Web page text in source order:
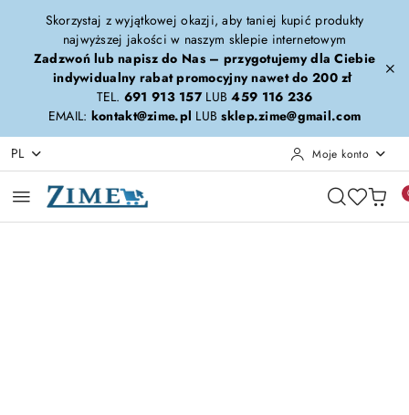
Przejdź do treści głównej
Przejdź do wyszukiwarki
Przejdź do moje konto
Przejdź do menu głównego
Przejdź do opisu produktu
Przejdź do stopki
Skorzystaj z wyjątkowej okazji, aby taniej kupić produkty
najwyższej jakości w naszym sklepie internetowym
Zadzwoń lub napisz do Nas – przygotujemy dla Ciebie
indywidualny rabat promocyjny nawet do 200 zł
TEL. 691 913 157LUB459 116 236
EMAIL: kontakt@zime.pl LUBsklep.zime@gmail.com
PL Moje konto